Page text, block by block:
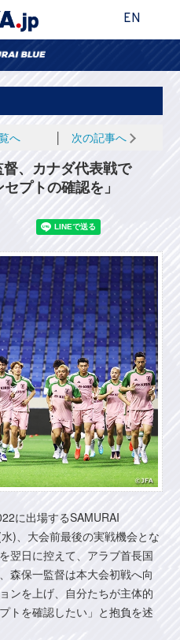
EN
へ 次の記事へ
、カナダ代表戦で
プトの確認を」
に出場するSAMURAI
)、大会前最後の実戦機会とな
翌日に控えて、アラブ首長国
森保一監督は本大会初戦へ向
ンを上げ、自分たちが主体的
トを確認したい」と抱負を述